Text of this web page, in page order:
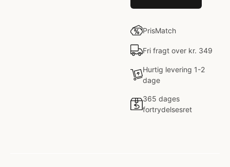
PrisMatch
Fri fragt over kr. 349
Hurtig levering 1-2
dage
365 dages
fortrydelsesret